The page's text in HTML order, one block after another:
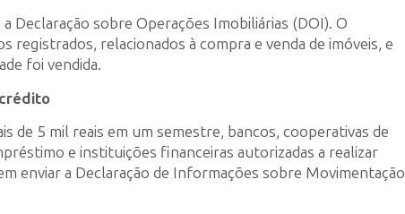
Declaração sobre Operações Imobiliárias (DOI). O
relacionados à compra e venda de imóveis, e
foi vendida.
de 5 mil reais em um semestre, bancos, cooperativas de
e instituições financeiras autorizadas a realizar
enviar a Declaração de Informações sobre Movimentação